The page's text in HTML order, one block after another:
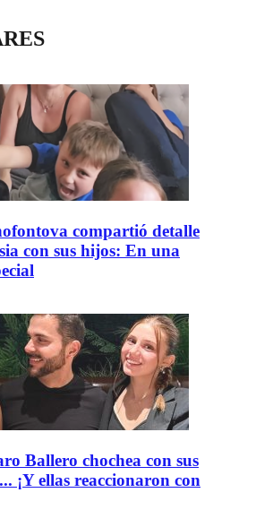
compartió detalle
con sus hijos: En una
Ballero chochea con sus
¡Y ellas reaccionaron con